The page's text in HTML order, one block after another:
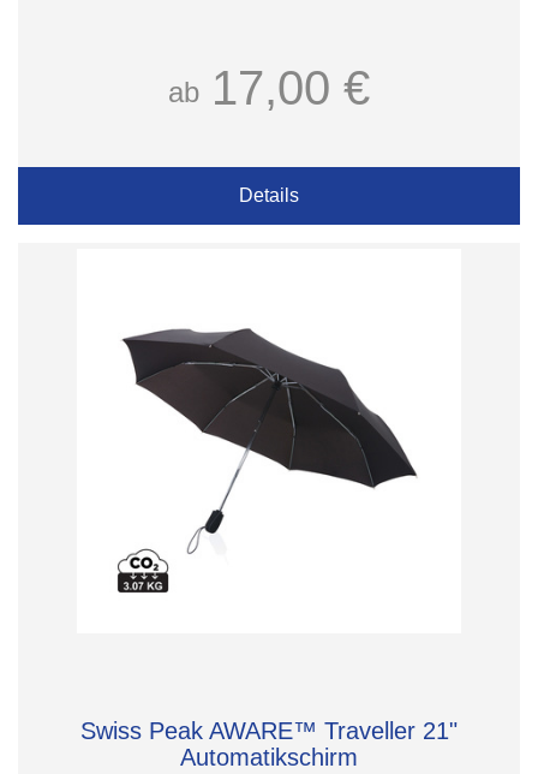
ab 17,00 €
Details
Swiss Peak AWARE™ Traveller 21"
Automatikschirm